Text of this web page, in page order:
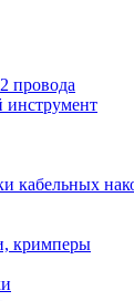
провода
кабельных
кримперы